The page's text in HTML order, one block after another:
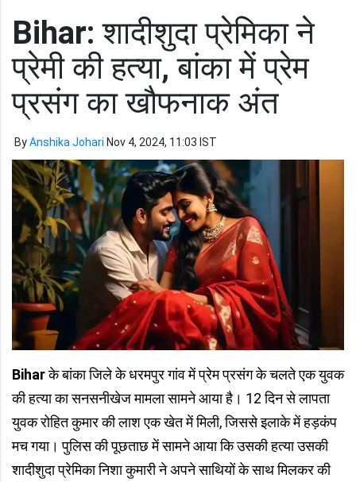
Bihar:शादीशुदा प्रेमिका ने
प्रेमी की हत्या, बांका में प्रेम
प्रसंग का खौफनाक अंत
ByAnshika Johari Nov 4, 2024, 11:03 IST
Biharके बांका जिले के धरमपुर गांव में प्रेम प्रसंग के चलते एक युवक
की हत्या का सनसनीखेज मामला सामने आया है। 12 दिन से लापता
युवक रोहित कुमार की लाश एक खेत में मिली, जिससे इलाके में हड़कंप
मच गया। पुलिस की पूछताछ में सामने आया कि उसकी हत्या उसकी
शादीशुदा प्रेमिका निशा कुमारी ने अपने साथियों के साथ मिलकर की